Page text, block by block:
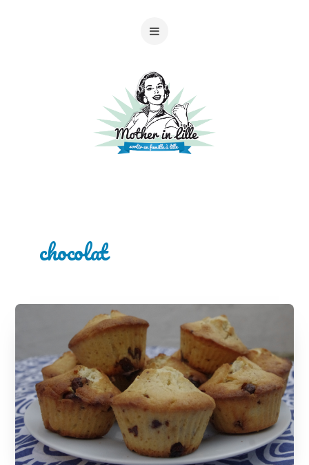
chocolat